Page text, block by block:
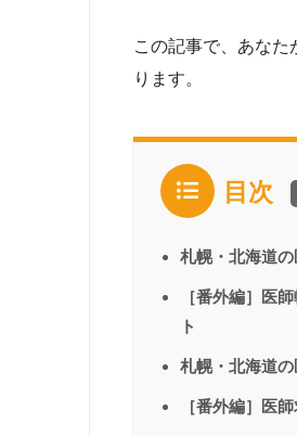
この記事で、あな
ります。
目次
札幌・北海道
［番外編］医
ト
札幌・北海道
［番外編］医